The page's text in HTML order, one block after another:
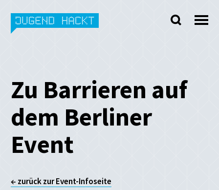
Skip
to
Zu Barrieren auf
dem Berliner
Event
← zurück zur Event-Infoseite